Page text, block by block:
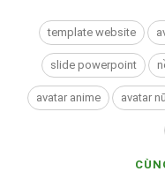
template website
slide powerpoint
avatar anime avatar